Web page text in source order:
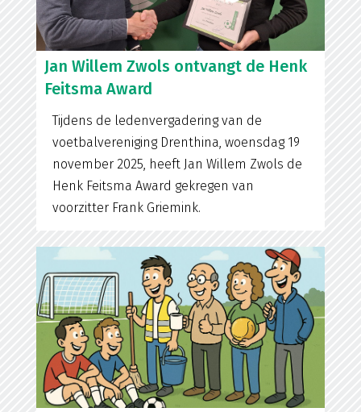
Jan Willem Zwols ontvangt de Henk
Feitsma Award
Tijdens de ledenvergadering van de
voetbalvereniging Drenthina, woensdag 19
november 2025, heeft Jan Willem Zwols de
Henk Feitsma Award gekregen van
voorzitter Frank Griemink.